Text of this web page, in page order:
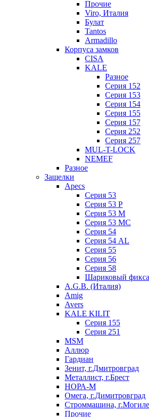
Прочие
Viro, Италия
Булат
Tantos
Armadillo
Корпуса замков
CISA
KALE
Разное
Серия 152
Серия 153
Серия 154
Серия 155
Серия 157
Серия 252
Серия 257
MUL-T-LOCK
NEMEF
Разное
Защелки
Apecs
Серия 53
Серия 53 P
Серия 53 М
Серия 53 МC
Серия 54
Серия 54 AL
Серия 55
Серия 56
Серия 58
Шариковый
A.G.B. (Италия)
Amig
Avers
KALE KILIT
Серия 155
Серия 251
MSM
Аллюр
Гардиан
Зенит, г.Дмитровград
Металлист, г.Брест
НОРА-М
Омега, г.Димитровград
Строммашина,
Прочие